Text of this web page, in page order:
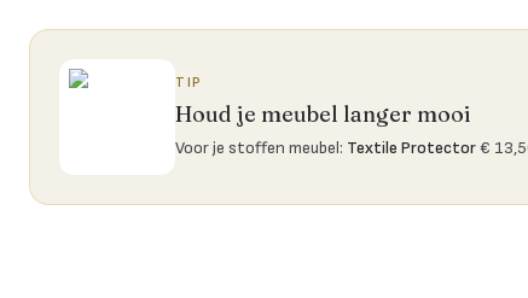
TIP
Houd je meubel langer mooi
Voor je stoffen meubel: Textile Protector€